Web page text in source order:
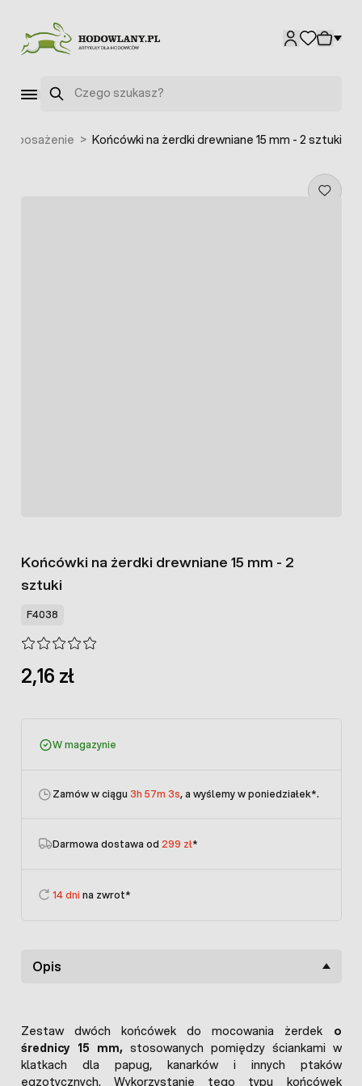
Szukaj
> Końcówki na żerdki drewniane 15 mm - 2 sztuki
Końcówki na żerdki drewniane 15 mm - 2
sztuki
F4038
2,16 zł
W magazynie
Zamów w ciągu 3h 57m 2s, a wyślemy w poniedziałek*.
Darmowa dostawa od 299 zł*
14 dni na zwrot*
Opis
Zestaw dwóch końcówek do mocowania żerdek o
średnicy 15 mm,stosowanych pomiędzy ściankami w
klatkach dla papug, kanarków i innych ptaków
egzotycznych. Wykorzystanie tego typu końcówek